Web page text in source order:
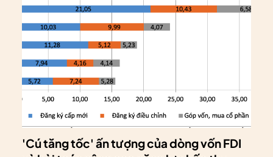
'Cú tăng tốc' ấn tượng của dòng vốn FDI